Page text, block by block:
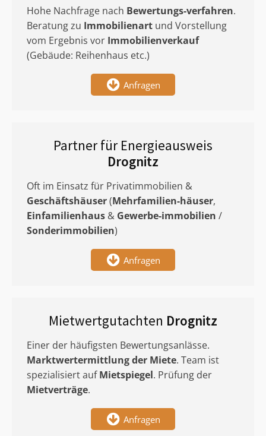
Hohe Nachfrage nach Bewertungs-verfahren.
Beratung zu Immobilienart und Vorstellung
vom Ergebnis vor Immobilienverkauf
(Gebäude: Reihenhaus etc.)
Anfragen
Partner für Energieausweis
Drognitz
Oft im Einsatz für Privatimmobilien &
Geschäftshäuser(Mehrfamilien-häuser,
Einfamilienhaus & Gewerbe-immobilien /
Sonderimmobilien)
Anfragen
Mietwertgutachten Drognitz
Einer der häufigsten Bewertungsanlässe.
Marktwertermittlungder Miete. Team ist
spezialisiert aufMietspiegel. Prüfung der
Mietverträge.
Anfragen